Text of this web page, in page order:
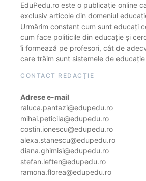
EduPedu.ro este o publicație online
exclusiv articole din domeniul
Urmărim constant cum sunt educați
cum face politicile din educație și
îi formează pe profesori, cât de
care trăim sunt sistemele de
CONTACT REDACȚIE
Adrese e-mail
raluca.pantazi@edupedu.ro
mihai.peticila@edupedu.ro
costin.ionescu@edupedu.ro
alexa.stanescu@edupedu.ro
diana.ghimisi@edupedu.ro
stefan.lefter@edupedu.ro
ramona.florea@edupedu.ro